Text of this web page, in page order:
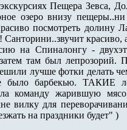
Пещера Зевса,
озеро внизу
посмотреть долину
Санторини..звучит
на Спиналонгу -
там был лепрозорий.
лучше фотки делать
было барбекью. ТАКИЕ
команду жарившую
вилку для
на праздники будет" )